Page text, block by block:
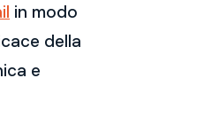
in modo
della
e